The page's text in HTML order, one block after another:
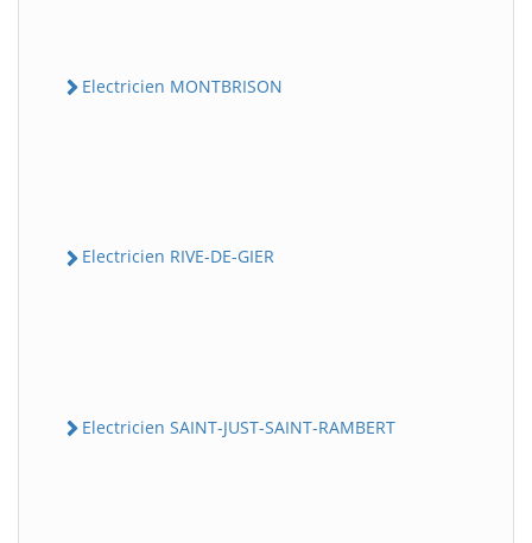
Electricien MONTBRISON
Electricien RIVE-DE-GIER
Electricien SAINT-JUST-SAINT-RAMBERT